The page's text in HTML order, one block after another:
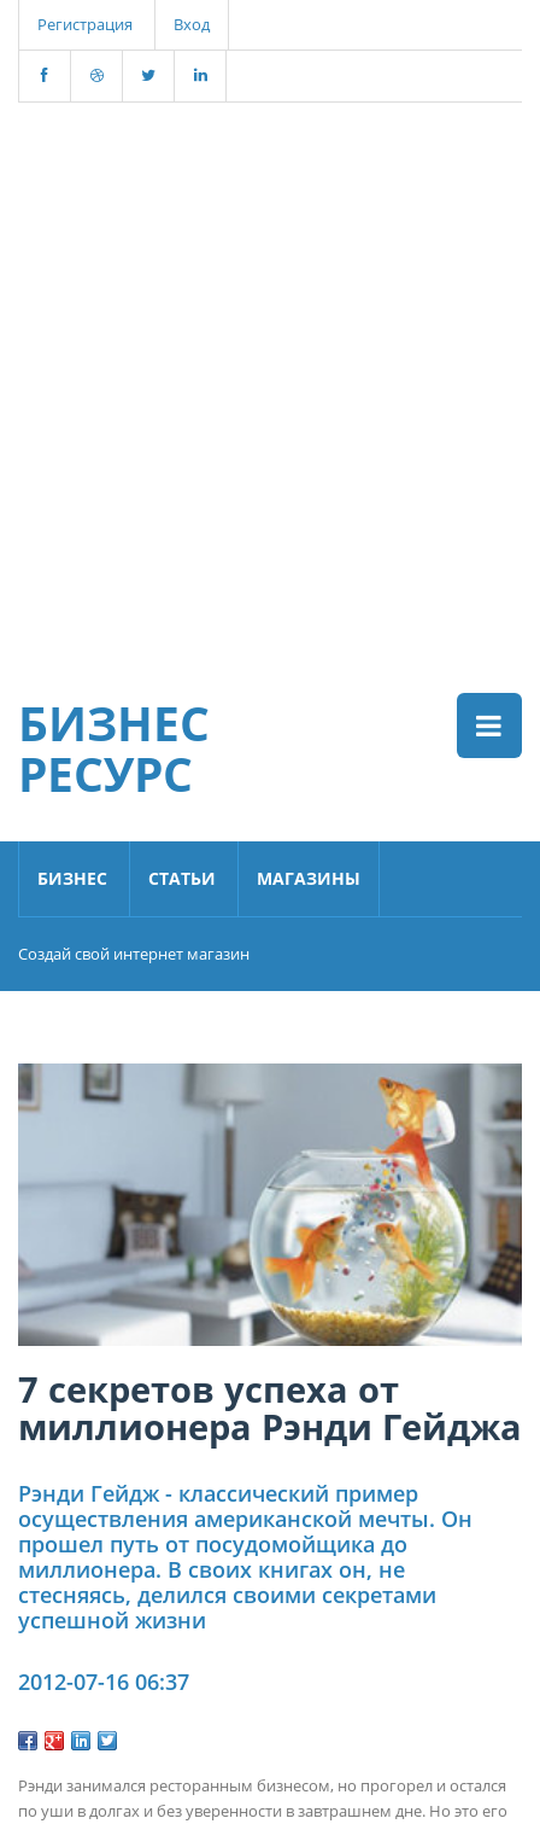
Регистрация Вход
БИЗНЕС
РЕСУРС
БИЗНЕС СТАТЬИ МАГАЗИНЫ
Создай свой интернет магазин
7 секретов успеха от
миллионера Рэнди Гейджа
Рэнди Гейдж - классический пример
осуществления американской мечты. Он
прошел путь от посудомойщика до
миллионера. В своих книгах он, не
стесняясь, делился своими секретами
успешной жизни
2012-07-16 06:37
Рэнди занимался ресторанным бизнесом, но прогорел и остался
по уши в долгах и без уверенности в завтрашнем дне. Но это его